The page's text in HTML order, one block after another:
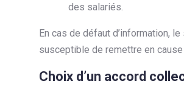
des salariés.
En cas de défaut d’information,
susceptible de remettre en
Choix d’un accord